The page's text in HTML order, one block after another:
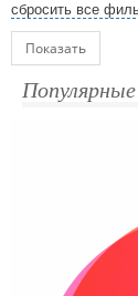
сбросить все
Показать